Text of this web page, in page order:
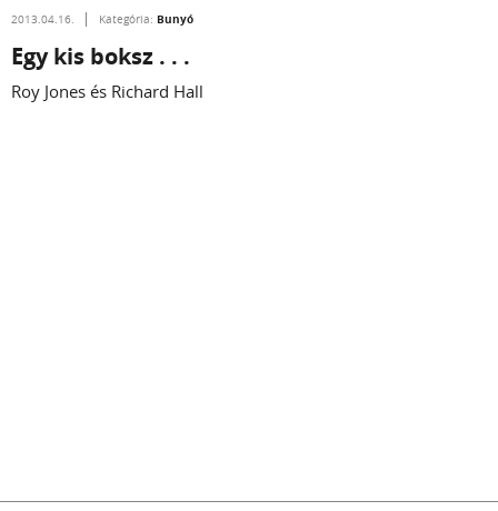
2013.04.16. Kategória: Bunyó
Egy kis boksz . . .
Roy Jones és Richard Hall